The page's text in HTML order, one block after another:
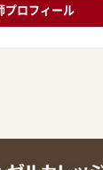
プロフィール